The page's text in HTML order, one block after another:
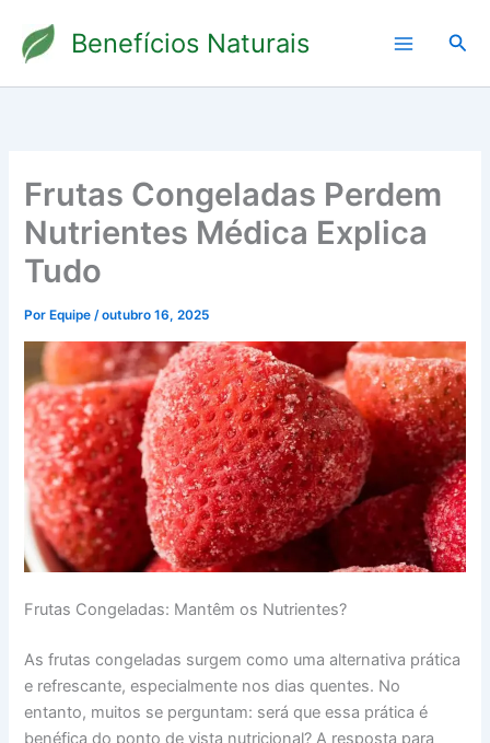
para
conteúdo
Benefícios Naturais
Frutas Congeladas Perdem
Nutrientes Médica Explica
Tudo
Por Equipe/outubro 16, 2025
Frutas Congeladas: Mantêm os Nutrientes?
As frutas congeladas surgem como uma alternativa prática
e refrescante, especialmente nos dias quentes. No
entanto, muitos se perguntam: será que essa prática é
benéfica do ponto de vista nutricional? A resposta para